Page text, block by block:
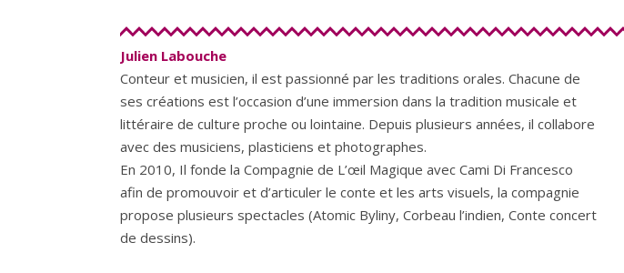
Julien Labouche
Conteur et musicien, il est passionné par les traditions orales. Chacune de
ses créations est l’occasion d’une immersion dans la tradition musicale et
littéraire de culture proche ou lointaine. Depuis plusieurs années, il collabore
avec des musiciens, plasticiens et photographes.
En 2010, Il fonde la Compagnie de L’œil Magique avec Cami Di Francesco
afin de promouvoir et d’articuler le conte et les arts visuels, la compagnie
propose plusieurs spectacles (Atomic Byliny, Corbeau l’indien, Conte concert
de dessins).